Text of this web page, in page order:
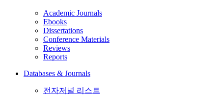
Academic Journals
Ebooks
Dissertations
Conference Materials
Reviews
Reports
Databases & Journals
전자저널 리스트